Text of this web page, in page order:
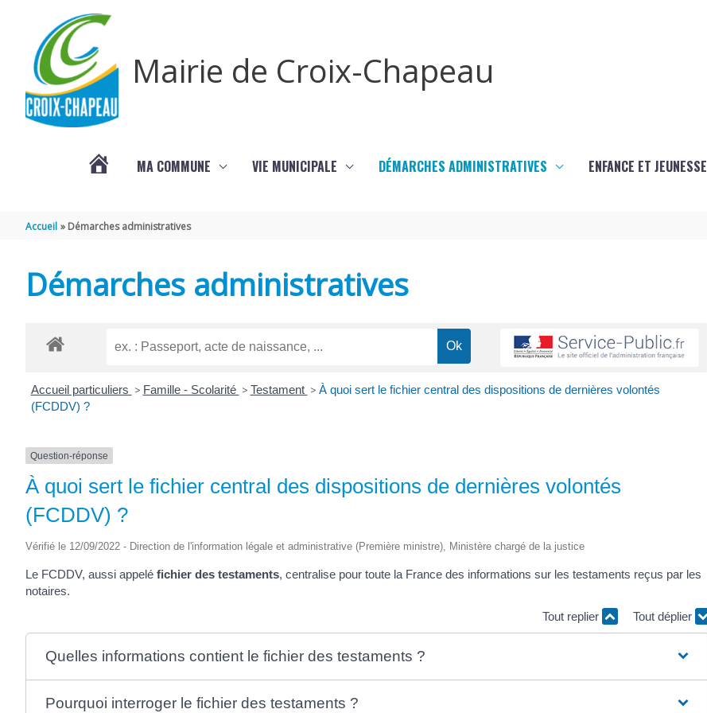
Mairie de Croix-Chapeau
MA COMMUNE VIE MUNICIPALE DÉMARCHES ADMINISTRATIVES ENFANCE ET JEUNESSE
Accueil Démarches administratives
Démarches administratives
Accueil particuliers > Famille - Scolarité > Testament > À quoi sert le fichier central des dispositions de dernières volontés
(FCDDV) ?
Question-réponse
À quoi sert le fichier central des dispositions de dernières volontés
(FCDDV) ?
Vérifié le 12/09/2022 - Direction de l'information légale et administrative (Première ministre), Ministère chargé de la justice
Le FCDDV, aussi appelé fichier des testaments, centralise pour toute la France des informations sur les testaments reçus par les
notaires.
Tout replier
Tout déplier
Quelles informations contient le fichier des testaments ?
Pourquoi interroger le fichier des testaments ?